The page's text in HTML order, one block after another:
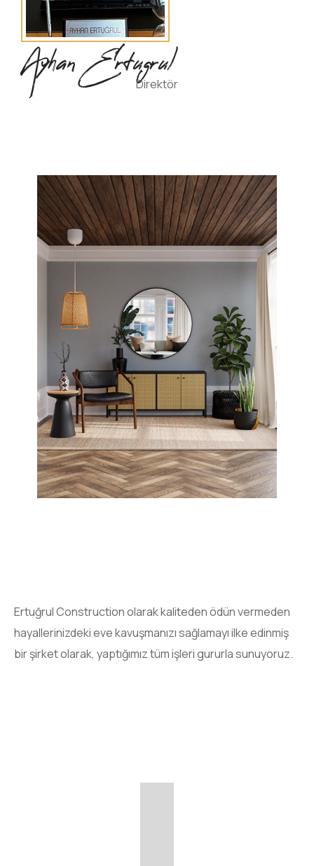
Ayhan Ertugrul
Direktör
Ertuğrul Construction olarak kaliteden ödün vermeden
hayallerinizdeki eve kavuşmanızı sağlamayı ilke edinmiş
bir şirket olarak, yaptığımız tüm işlerigururla sunuyoruz.